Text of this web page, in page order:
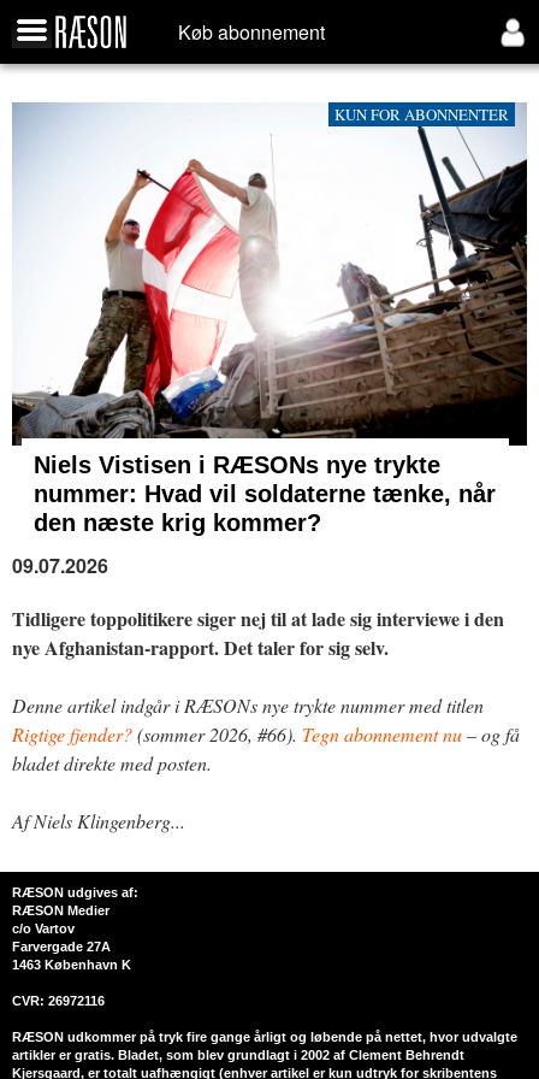
Køb abonnement
KUN FOR ABONNENTER
Niels Vistisen i RÆSONs nye trykte
nummer: Hvad vil soldaterne tænke, når
den næste krig kommer?
09.07.2026
Tidligere toppolitikere siger nej til at lade sig interviewe i den
nye Afghanistan-rapport. Det taler for sig selv.
Denne artikel indgår i RÆSONs nye trykte nummer med titlen
Rigtige fjender?(sommer 2026, #66). Tegn abonnement nu– og få
bladet direkte med posten.
Af Niels Klingenberg...
RÆSON udgives af:
RÆSON Medier
c/o Vartov
Farvergade 27A
1463 København K
CVR: 26972116
RÆSON udkommer på tryk fire gange årligt og løbende på nettet, hvor udvalgte
artikler er gratis. Bladet, som blev grundlagt i 2002 af Clement Behrendt
Kjersgaard, er totalt uafhængigt (enhver artikel er kun udtryk for skribentens